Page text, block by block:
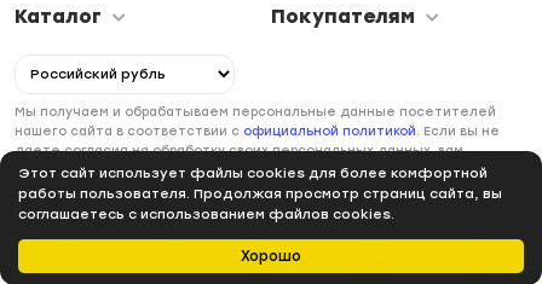
Хорошо
Этот сайт использует файлы cookies для более комфортной
работы пользователя. Продолжая просмотр страниц сайта, вы
соглашаетесь с использованием файлов cookies.
Избранное
Каталог Покупателям
Мы получаем и обрабатываем персональные данные посетителей
нашего сайта в соответствии с официальной политикой
. Если вы не
даете согласия на обработку своих персональных данных, вам
необходимо покинуть наш сайт.